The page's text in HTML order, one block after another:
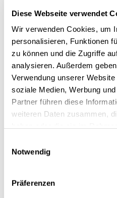
Diese Webseite verwendet
Wir verwenden Cookies, um
personalisieren, Funktionen
zu können und die Zugriffe
analysieren. Außerdem
Verwendung unserer
soziale Medien, Werbung
Partner führen diese
weiteren Daten zusammen,
Notwendig
Präferenzen
BRAX
Damen Stoffhose Mary
99,95 €
49,99 €